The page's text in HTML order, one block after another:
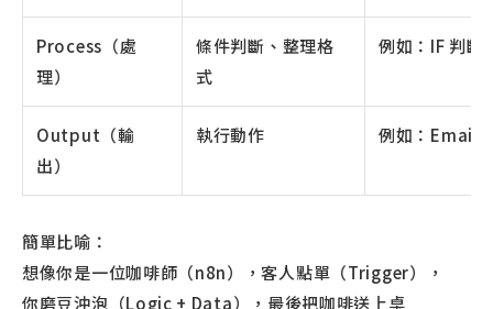
Process（處
理）
條件判斷、整理格
式
例如：IF 判斷
Output（輸
出）
執行動作 例如：Email
簡單比喻：
想像你是一位咖啡師（n8n），客人點單（Trigger），
你磨豆沖泡（Logic + Data），最後把咖啡送上桌